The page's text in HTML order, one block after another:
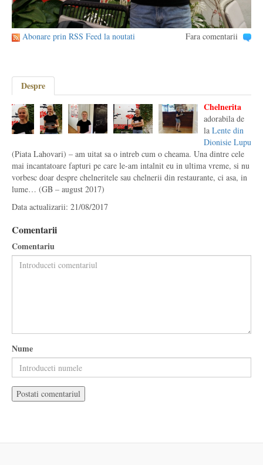
Abonare prin RSS Feed la noutati Fara comentarii
Despre
Chelnerita
adorabila de
la Lente din
Dionisie Lupu
(Piata Lahovari) – am uitat sa o intreb cum o cheama. Una dintre cele
mai incantatoare fapturi pe care le-am intalnit eu in ultima vreme, si nu
vorbesc doar despre chelneritele sau chelnerii din restaurante, ci asa, in
lume… (GB – august 2017)
Data actualizarii: 21/08/2017
Comentarii
Comentariu
Nume